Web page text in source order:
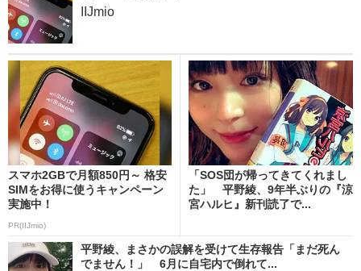
IIJmio
スマホ2GBで月額850円～ 格安
SIMをお得に使うキャンペーン
実施中！
PR(IIJmio)
「SOS団が帰ってきてくれまし
た」 平野綾、9年半ぶりの『涼
宮ハルヒ』新刊読了で...
平野綾、まさかの誤解を受けて生存報告「まだ死ん
でません！」 6月に自宅内で倒れて...